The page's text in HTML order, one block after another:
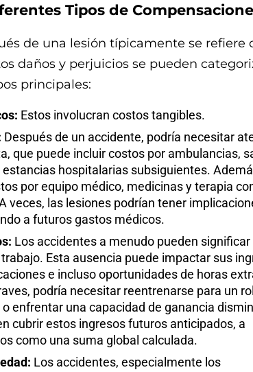
Tipos de
de una lesión típicamente se refiere
daños y perjuicios se pueden
principales:
Estos involucran costos tangibles.
Después de un accidente, podría necesitar
que puede incluir costos por ambulancias,
hospitalarias subsiguientes.
por equipo médico, medicinas y terapia
veces, las lesiones podrían tener
a futuros gastos médicos.
Los accidentes a menudo pueden significar
Esta ausencia puede impactar sus
e incluso oportunidades de horas
podría necesitar reentrenarse para un
enfrentar una capacidad de ganancia
cubrir estos ingresos futuros anticipados, a
como una suma global calculada.
Los accidentes, especialmente los